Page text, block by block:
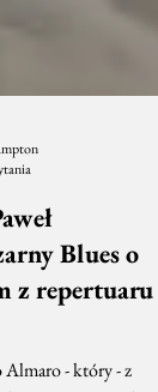
Blues o
repertuaru